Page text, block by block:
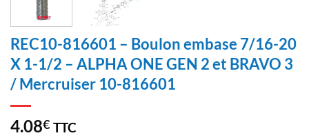
REC10-816601 – Boulon embase 7/16-20
X 1-1/2 – ALPHA ONE GEN 2 et BRAVO 3
/ Mercruiser 10-816601
4.08€ TTC